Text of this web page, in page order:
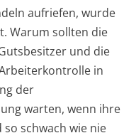
aufriefen, wurde
Warum sollten die
und die
in
der
warten, wenn ihre
so schwach wie nie